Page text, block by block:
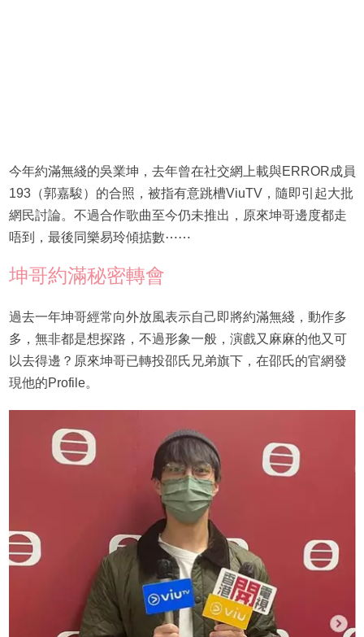
今年約滿無綫的吳業坤，去年曾在社交網上載與ERROR成員
193（郭嘉駿）的合照，被指有意跳槽ViuTV，隨即引起大批
網民討論。不過合作歌曲至今仍未推出，原來坤哥邊度都走
唔到，最後同樂易玲傾掂數⋯⋯
坤哥約滿秘密轉會
過去一年坤哥經常向外放風表示自己即將約滿無綫，動作多
多，無非都是想探路，不過形象一般，演戲又麻麻的他又可
以去得邊？原來坤哥已轉投邵氏兄弟旗下，在邵氏的官網發
現他的Profile。